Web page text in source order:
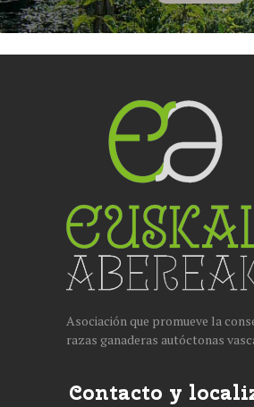
EUSKAL ABEREAK
GALERIA
CONTACTO
ESPAÑOL
Asociación que promueve la
razas ganaderas autóctonas
Contacto y